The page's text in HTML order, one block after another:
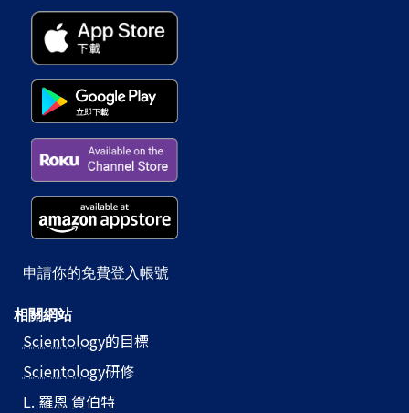
申請你的免費登入帳號
相關網站
Scientology的目標
Scientology研修
L. 羅恩 賀伯特